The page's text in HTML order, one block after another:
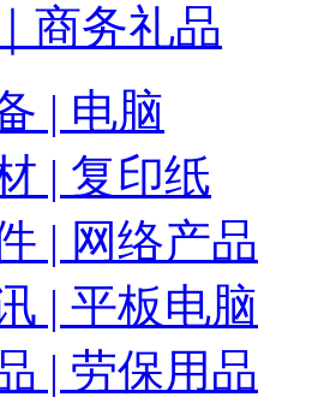
商务礼品
| 电脑
| 复印纸
| 网络产品
| 平板电脑
| 劳保用品